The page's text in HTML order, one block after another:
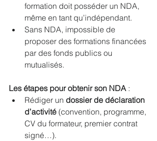
formation doit posséder un NDA,
même en tant qu’indépendant.
Sans NDA, impossible de
proposer des formations financées
par des fonds publics ou
mutualisés.
Les étapes pour obtenir son NDA :
Rédiger un dossier de déclaration
d’activité (convention, programme,
CV du formateur, premier contrat
signé…).